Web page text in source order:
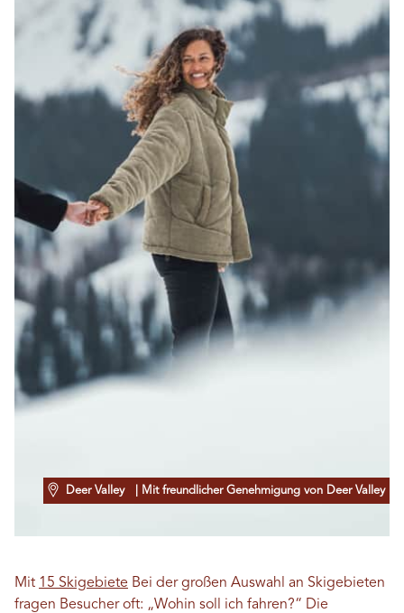
Deer Valley | Mit freundlicher Genehmigung von Deer Valley
Mit 15 Skigebiete Bei der großen Auswahl an Skigebieten
fragen Besucher oft: „Wohin soll ich fahren?“ Die